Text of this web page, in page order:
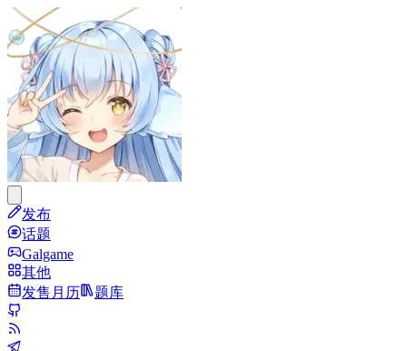
发布
话题
Galgame
其他
发售月历
题库